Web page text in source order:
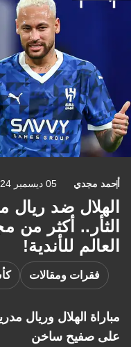
أحمد مجدي 05 ديسمبر 2024 14:51-05:00
الهلال ضد ريال
الثأر.. أكثر
العالم للأندية!
فقرات ومقالات
مباراة الهلال وريال
على صفيح ساخن